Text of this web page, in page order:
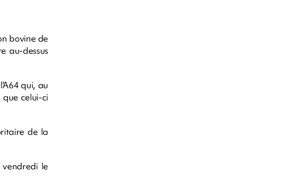
bovine de
au-dessus
qui, au
celui-ci
de la
le